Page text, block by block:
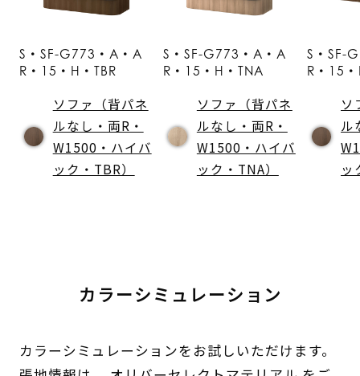
S・SF-G773・A・A
R・15・H・TBR
ソファ（背パネ
ルなし・両R・
W1500・ハイバ
ック・TBR）
S・SF-G773・A・A
R・15・H・TNA
ソファ（背パネ
ルなし・両R・
W1500・ハイバ
ック・TNA）
S・SF-
R・15・
ソ
ル
ッ
カラーシミュレーション
カラーシミュレーションをお試しいただけます。